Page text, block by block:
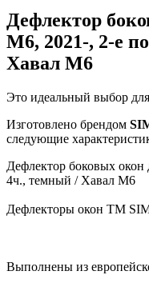
Дефлектор
M6, 2021-, 2-е
Хавал М6
Это идеальный выбор
Изготовлено брендом
следующие
Дефлектор боковых окон
4ч., темный / Хавал М6
Дефлекторы окон TM
Выполнены из